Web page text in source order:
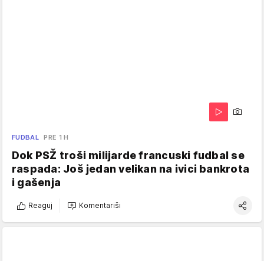
FUDBAL PRE 1 H
Dok PSŽ troši milijarde francuski fudbal se
raspada: Još jedan velikan na ivici bankrota
i gašenja
Reaguj Komentariši